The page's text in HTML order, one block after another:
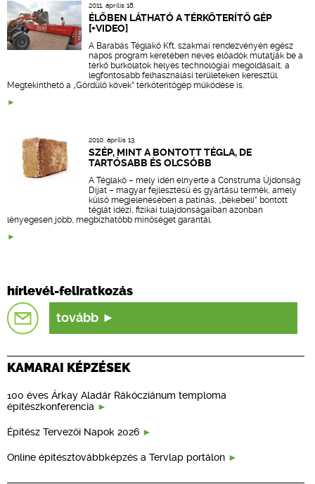
2011. április 18.
ÉLŐBEN LÁTHATÓ A TÉRKŐTERÍTŐ GÉP
[+VIDEO]
A Barabás Téglakő Kft. szakmai rendezvényén egész
napos program keretében neves előadók mutatják be a
térkő burkolatok helyes technológiai megoldásait, a
legfontosabb felhasználási területeken keresztül.
Megtekinthető a „Gördülő kövek” térkőterítőgép működése is.
2010. április 13.
SZÉP, MINT A BONTOTT TÉGLA, DE
TARTÓSABB ÉS OLCSÓBB
A Téglakő – mely idén elnyerte a Construma Újdonság
Díjat – magyar fejlesztésű és gyártású termék, amely
külső megjelenésében a patinás, „békebeli” bontott
téglát idézi, fizikai tulajdonságaiban azonban
lényegesen jobb, megbízhatóbb minőséget garantál.
hírlevél-feliratkozás
tovább
KAMARAI KÉPZÉSEK
100 éves Árkay Aladár Rákócziánum temploma
építészkonferencia
Építész Tervezői Napok 2026
Online építésztovábbképzés a Tervlap portálon